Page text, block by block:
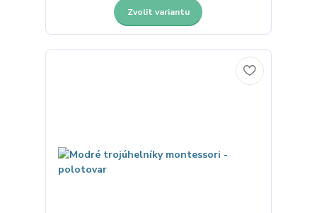
Zvolit variantu